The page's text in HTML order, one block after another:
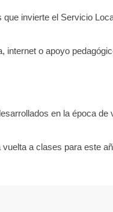
que invierte el Servicio
internet o apoyo
en la época de
a clases para este